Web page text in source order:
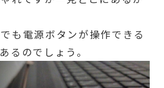
も電源ボタンが操作できる
るのでしょう。